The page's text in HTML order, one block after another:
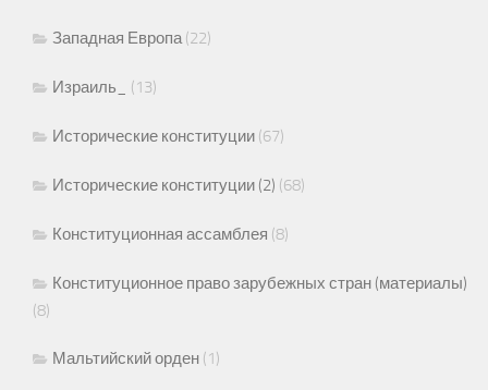
Западная Европа(22)
Израиль_ (13)
Исторические конституции (67)
Исторические конституции (2) (68)
Конституционная ассамблея (8)
Конституционное право зарубежных стран (материалы)
(8)
Мальтийский орден (1)